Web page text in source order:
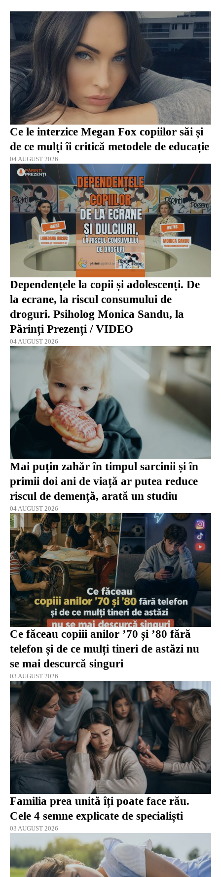
Ce le interzice Megan Fox copiilor săi și
de ce mulți îi critică metodele de educație
04 AUGUST 2026
Dependențele la copii și adolescenți. De
la ecrane, la riscul consumului de
droguri. Psiholog Monica Sandu, la
Părinți Prezenți / VIDEO
04 AUGUST 2026
Mai puțin zahăr în timpul sarcinii și în
primii doi ani de viață ar putea reduce
riscul de demență, arată un studiu
04 AUGUST 2026
Ce făceau copiii anilor ’70 și ’80 fără
telefon și de ce mulți tineri de astăzi nu
se mai descurcă singuri
03 AUGUST 2026
Familia prea unită îți poate face rău.
Cele 4 semne explicate de specialiști
03 AUGUST 2026